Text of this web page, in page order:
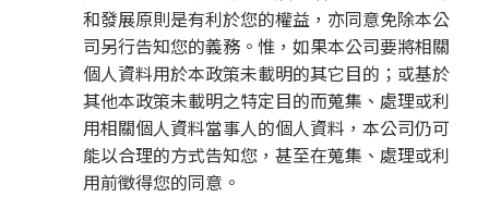
和發展原則是有利於您的權益，亦同意免除本公
司另行告知您的義務。惟，如果本公司要將相關
個人資料用於本政策未載明的其它目的；或基於
其他本政策未載明之特定目的而蒐集、處理或利
用相關個人資料當事人的個人資料，本公司仍可
能以合理的方式告知您，甚至在蒐集、處理或利
用前徵得您的同意。